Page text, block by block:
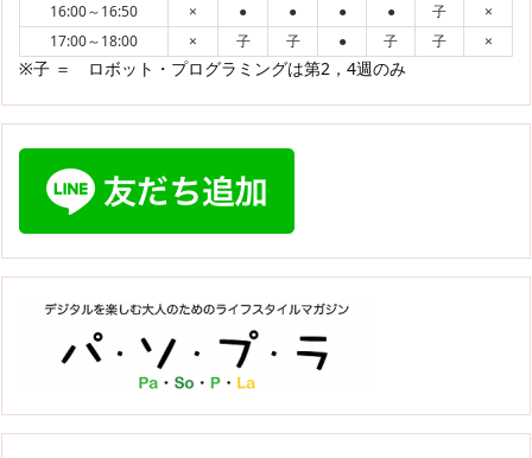
16:00～16:50
× ● ● ● ● 子
×
17:00～18:00
× 子 子 ● 子 子 ×
※子 ＝ ロボット・プログラミングは第2，4週のみ